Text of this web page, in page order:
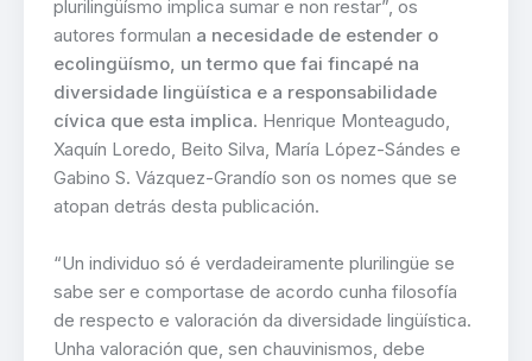
plurilingüísmo implica sumar e non restar”, os
autores formulan a necesidade de estender o
ecolingüísmo, un termo que fai fincapé na
diversidade lingüística e a responsabilidade
cívica que esta implica. Henrique Monteagudo,
Xaquín Loredo, Beito Silva, María López-Sándes e
Gabino S. Vázquez-Grandío son os nomes que se
atopan detrás desta publicación.
“Un individuo só é verdadeiramente plurilingüe se
sabe ser e comportase de acordo cunha filosofía
de respecto e valoración da diversidade lingüística.
Unha valoración que, sen chauvinismos, debe